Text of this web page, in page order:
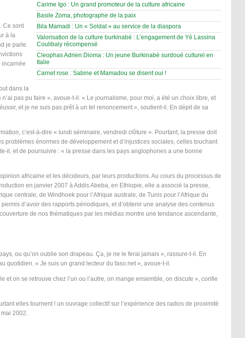
Carime Igo : Un grand promoteur de la culture africaine
Basile Zoma, photographe de la paix
Bila Mamadi : Un « Soldat » au service de la diaspora
Valorisation de la culture burkinabè : L’engagement de Yé Lassina
Coulibaly récompensé
Cleophas Adrien Dioma : Un jeune Burkinabè surdoué culturel en
Italie
Carnet rose : Sabine et Mamadou se disent oui !
Ce sont
à la
je parle
incarnée
dans la
pas pu faire », avoue-t-il. « Le journalisme, pour moi, a été un choix libre, et
et je ne suis pas prêt à un tel renoncement », soutient-il. En dépit de sa
c’est-à-dire « lundi séminaire, vendredi clôture ». Pourtant, la presse doit
énormes de développement et d’injustices sociales, celles touchant
il, et de poursuivre : « la presse dans les pays anglophones a une bonne
africaine et les décideurs, par leurs productions. Au cours du processus de
en janvier 2007 à Addis Abeba, en Ethiopie, elle a associé la presse,
centrale, de Windhoek pour l’Afrique australe, de Tunis pour l’Afrique du
d’avoir des rapports périodiques, et d’obtenir une analyse des contenus
de nos thématiques par les médias montre une tendance ascendante,
ou qu’on oublie son drapeau. Ça, je ne le ferai jamais », rassure-t-il. En
quotidien. « Je suis un grand lecteur du faso.net », avoue-t-il.
on se retrouve chez l’un ou l’autre, on mange ensemble, on discute », confie
elles tournent ! un ouvrage collectif sur l’expérience des radios de proximité
mai 2002.